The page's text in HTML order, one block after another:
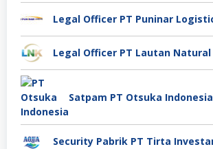
Security Pabrik PT Tirta